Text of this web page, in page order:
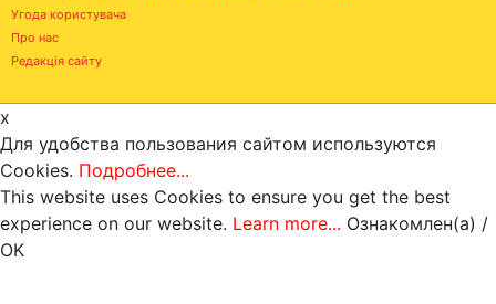
Угода користувача
Про нас
Редакція сайту
x
Для удобства пользования сайтом используются
Cookies. Подробнее...
This website uses Cookies to ensure you get the best
experience on our website. Learn more... Ознакомлен(а) /
OK